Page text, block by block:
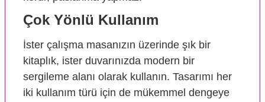
Çok Yönlü Kullanım
İster çalışma masanızın üzerinde şık bir
kitaplık, ister duvarınızda modern bir
sergileme alanı olarak kullanın. Tasarımı her
iki kullanım türü için de mükemmel dengeye